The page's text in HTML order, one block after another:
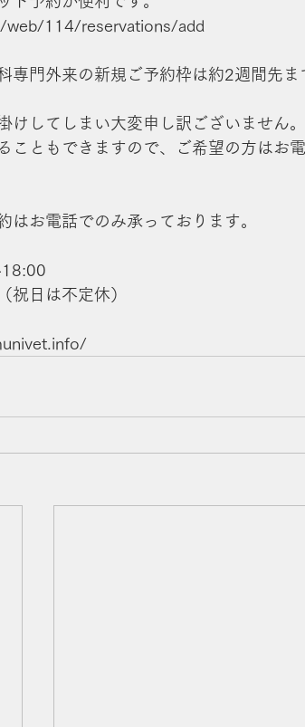
114/reservations/add
専門外来の新規ご予約枠は約2週間先ま
けしてしまい大変申し訳ございません。
こともできますので、ご希望の方はお
お電話でのみ承っております。
祝日は不定休）